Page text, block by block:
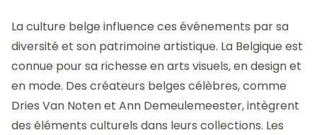
La culture belge influence ces événements par sa
diversité et son patrimoine artistique. La Belgique est
connue pour sa richesse en arts visuels, en design et
en mode. Des créateurs belges célèbres, comme
Dries Van Noten et Ann Demeulemeester, intègrent
des éléments culturels dans leurs collections. Les